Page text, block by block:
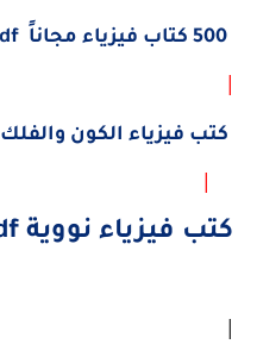
500 كتاب فيزياء مجاناً pdf
|
كتب فيزياء الكون والفلك pdf
|
كتب فيزياء نووية pdf
|